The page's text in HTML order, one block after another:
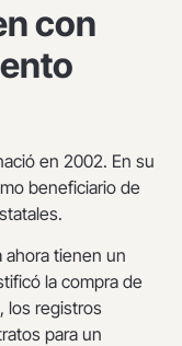
con
en 2002. En su
beneficiario de
ahora tienen un
la compra de
los registros
para un